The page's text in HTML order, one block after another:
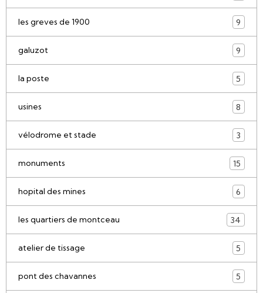
les greves de 1900 9
galuzot 9
la poste 5
usines 8
vélodrome et stade 3
monuments 15
hopital des mines 6
les quartiers de montceau 34
atelier de tissage 5
pont des chavannes 5